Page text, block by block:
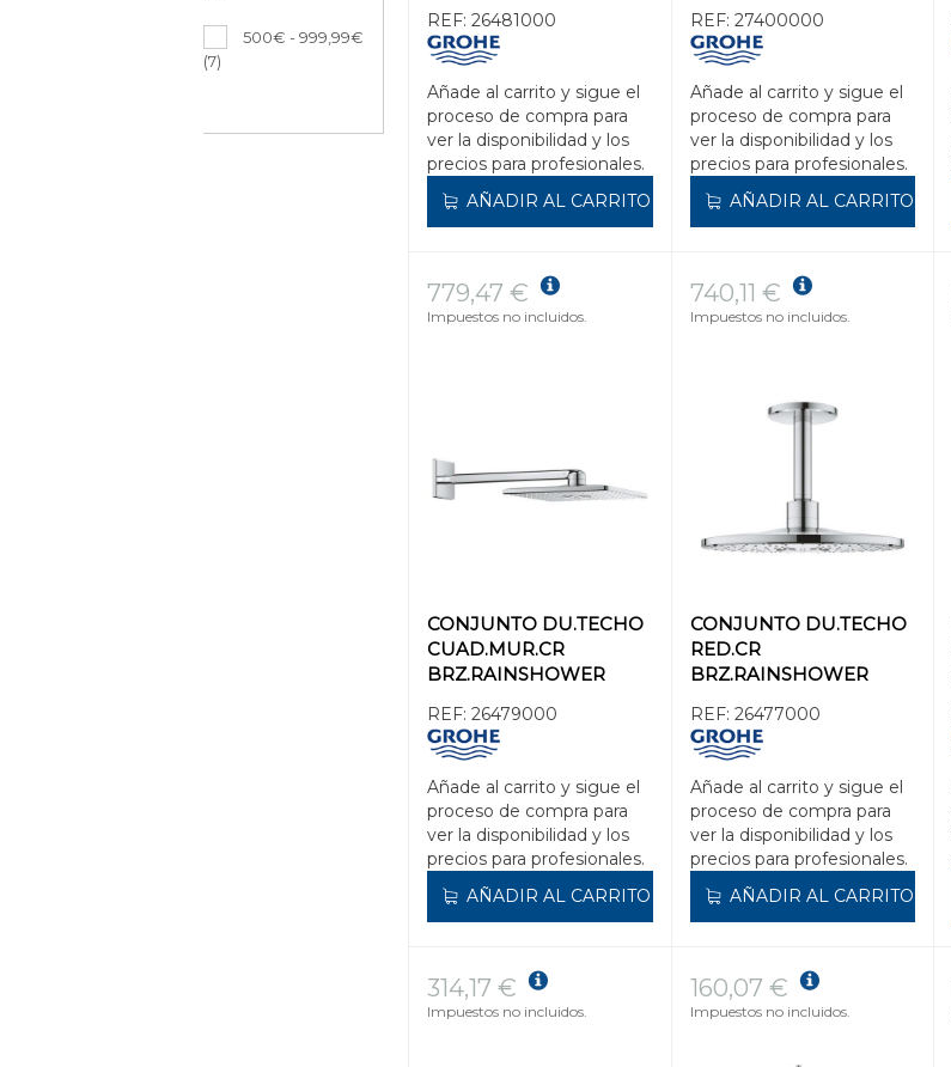
500€ - 999,99€
(7)
DU.MUR.310
REF: 26481000
Añade al carrito y sigue el
proceso de compra para
ver la disponibilidad y los
precios para profesionales.
AÑADIR AL CARRITO
REF: 27400000
Añade al carrito y sigue el
proceso de compra para
ver la disponibilidad y los
precios para profesionales.
AÑADIR AL CARRITO
CONJUNTO DU.TECHO
CUAD.MUR.CR
BRZ.RAINSHOWER
DU.MUR.310
REF: 26479000
Añade al carrito y sigue el
proceso de compra para
ver la disponibilidad y los
precios para profesionales.
779,47 €
Impuestos no incluidos.
AÑADIR AL CARRITO
CONJUNTO DU.TECHO
RED.CR
BRZ.RAINSHOWER
DU.MUR.310
REF: 26477000
Añade al carrito y sigue el
proceso de compra para
ver la disponibilidad y los
precios para profesionales.
740,11 €
Impuestos no incluidos.
AÑADIR AL CARRITO
314,17 €
Impuestos no incluidos.
160,07 €
Impuestos no incluidos.